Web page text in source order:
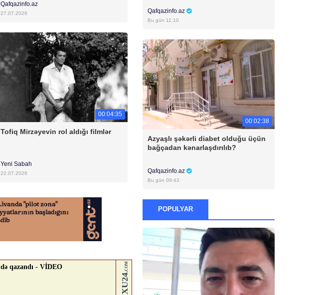
Qafqazinfo.az
27.07.2026
00:04:35
Tofiq Mirzəyevin rol aldığı filmlər
Yeni Sabah
22.07.2026
Qafqazinfo.az
Bu gün 11:10
00:02:38
Azyaşlı şəkərli diabet olduğu üçün
bağçadan kənarlaşdırılıb?
Qafqazinfo.az
Bu gün 09:43
POPULYAR